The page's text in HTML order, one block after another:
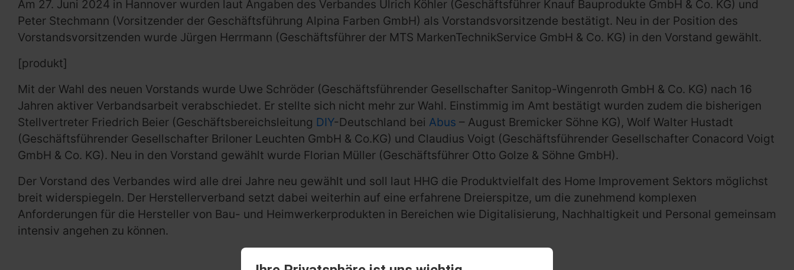
Am 27. Juni 2024 in Hannover wurden laut Angaben des Verbandes Ulrich Köhler (Geschäftsführer Knauf Bauprodukte GmbH & Co. KG) und
Peter Stechmann (Vorsitzender der Geschäftsführung Alpina Farben GmbH) als Vorstandsvorsitzende bestätigt. Neu in der Position des
Vorstandsvorsitzenden wurde Jürgen Herrmann (Geschäftsführer der MTS MarkenTechnikService GmbH & Co. KG) in den Vorstand gewählt.
[produkt]
Mit der Wahl des neuen Vorstands wurde Uwe Schröder (Geschäftsführender Gesellschafter Sanitop-Wingenroth GmbH & Co. KG) nach 16
Jahren aktiver Verbandsarbeit verabschiedet. Er stellte sich nicht mehr zur Wahl. Einstimmig im Amt bestätigt wurden zudem die bisherigen
Stellvertreter Friedrich Beier (Geschäftsbereichsleitung DIY-Deutschland bei Abus – August Bremicker Söhne KG), Wolf Walter Hustadt
(Geschäftsführender Gesellschafter Briloner Leuchten GmbH & Co.KG) und Claudius Voigt (Geschäftsführender Gesellschafter Conacord Voigt
GmbH & Co. KG). Neu in den Vorstand gewählt wurde Florian Müller (Geschäftsführer Otto Golze & Söhne GmbH).
Der Vorstand des Verbandes wird alle drei Jahre neu gewählt und soll laut HHG die Produktvielfalt des Home Improvement Sektors möglichst
breit widerspiegeln. Der Herstellerverband setzt dabei weiterhin auf eine erfahrene Dreierspitze, um die zunehmend komplexen
Anforderungen für die Hersteller von Bau- und Heimwerkerprodukten in Bereichen wie Digitalisierung, Nachhaltigkeit und Personal gemeinsam
intensiv angehen zu können.